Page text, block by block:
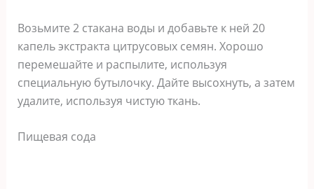
Возьмите 2 стакана воды и добавьте к ней 20
капель экстракта цитрусовых семян. Хорошо
перемешайте и распылите, используя
специальную бутылочку. Дайте высохнуть, а затем
удалите, используя чистую ткань.
Пищевая сода